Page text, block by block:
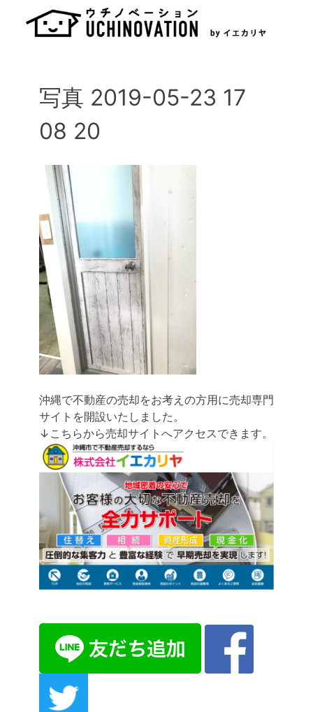
写真 2019-05-23 17
08 20
沖縄で不動産の売却をお考えの方用に売却専門
サイトを開設いたしました。
↓こちらから売却サイトへアクセスできます。